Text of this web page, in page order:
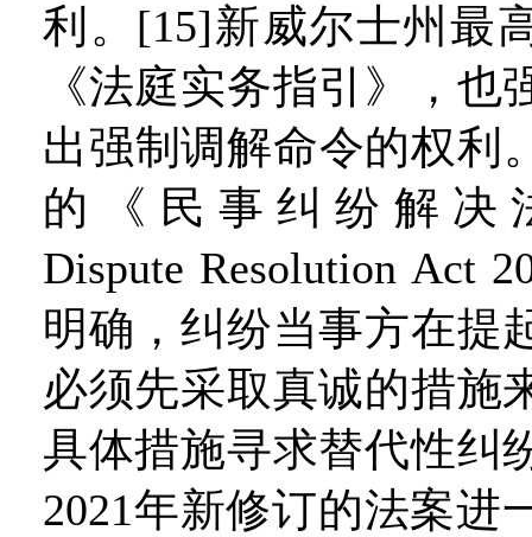
利。[15]新威尔士州最
《法庭实务指引》，也
出强制调解命令的权利
的《民事纠纷解决
Dispute Resolution Act
明确，纠纷当事方在提
必须先采取真诚的措施
具体措施寻求替代性纠
2021年新修订的法案进